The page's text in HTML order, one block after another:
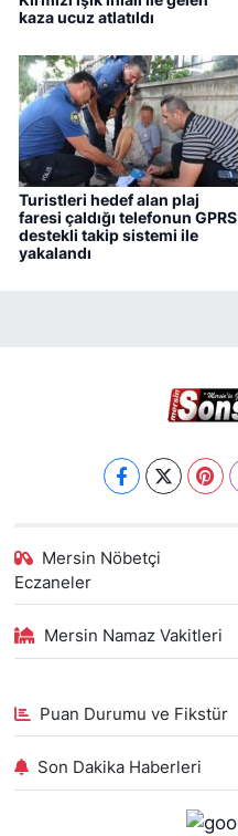
kaza ucuz atlatıldı
Turistleri hedef alan plaj
faresi çaldığı telefonun GPRS
destekli takip sistemi ile
yakalandı
Mersin Nöbetçi
Eczaneler
Mersin Namaz Vakitleri
Puan Durumu ve Fikstür
Son Dakika Haberleri